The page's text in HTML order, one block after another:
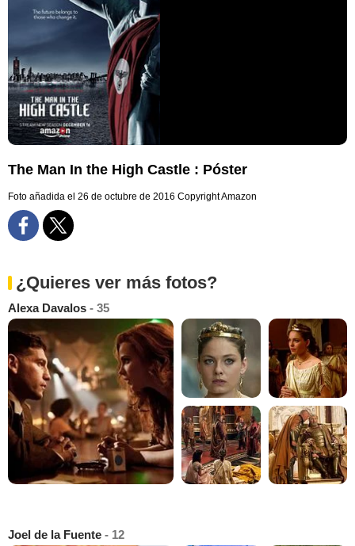
The Man In the High Castle : Póster
Foto añadida el 26 de octubre de 2016 Copyright Amazon
¿Quieres ver más fotos?
Alexa Davalos - 35
Joel de la Fuente - 12